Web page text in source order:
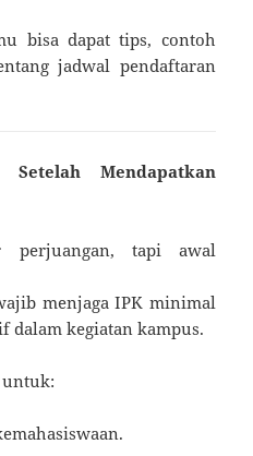
bisa dapat tips, contoh
jadwal pendaftaran
Mendapatkan
perjuangan, tapi awal
menjaga IPK minimal
dalam kegiatan kampus.
untuk: